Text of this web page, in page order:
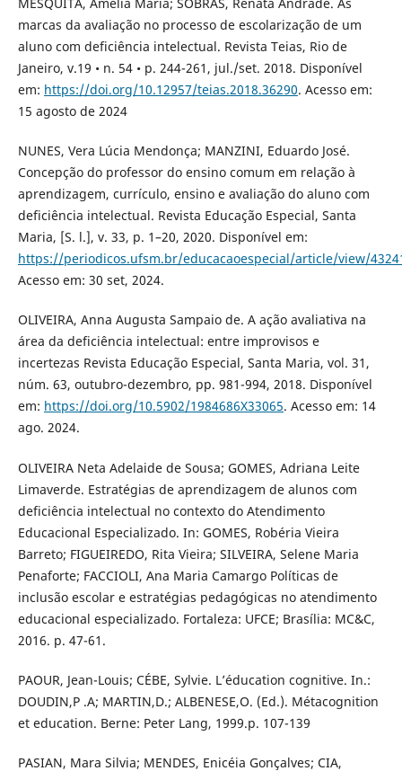
MESQUITA, Amélia Maria; SOBRAS, Renata Andrade. As
marcas da avaliação no processo de escolarização de um
aluno com deficiência intelectual. Revista Teias, Rio de
Janeiro, v.19 • n. 54 • p. 244-261, jul./set. 2018. Disponível
em: https://doi.org/10.12957/teias.2018.36290. Acesso em:
15 agosto de 2024
NUNES, Vera Lúcia Mendonça; MANZINI, Eduardo José.
Concepção do professor do ensino comum em relação à
aprendizagem, currículo, ensino e avaliação do aluno com
deficiência intelectual. Revista Educação Especial, Santa
Maria, [S. l.], v. 33, p. 1–20, 2020. Disponível em:
https://periodicos.ufsm.br/educacaoespecial/article/view/
Acesso em: 30 set, 2024.
OLIVEIRA, Anna Augusta Sampaio de. A ação avaliativa na
área da deficiência intelectual: entre improvisos e
incertezas Revista Educação Especial, Santa Maria, vol. 31,
núm. 63, outubro-dezembro, pp. 981-994, 2018. Disponível
em: https://doi.org/10.5902/1984686X33065. Acesso em: 14
ago. 2024.
OLIVEIRA Neta Adelaide de Sousa; GOMES, Adriana Leite
Limaverde. Estratégias de aprendizagem de alunos com
deficiência intelectual no contexto do Atendimento
Educacional Especializado. In: GOMES, Robéria Vieira
Barreto; FIGUEIREDO, Rita Vieira; SILVEIRA, Selene Maria
Penaforte; FACCIOLI, Ana Maria Camargo Políticas de
inclusão escolar e estratégias pedagógicas no atendimento
educacional especializado. Fortaleza: UFCE; Brasília: MC&C,
2016. p. 47-61.
PAOUR, Jean-Louis; CÉBE, Sylvie. L’éducation cognitive. In.:
DOUDIN,P .A; MARTIN,D.; ALBENESE,O. (Ed.). Métacognition
et education. Berne: Peter Lang, 1999.p. 107-139
PASIAN, Mara Silvia; MENDES, Enicéia Gonçalves; CIA,